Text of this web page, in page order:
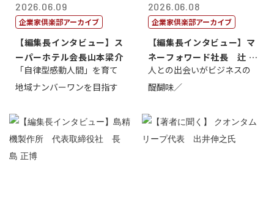
2026.06.09
企業家倶楽部アーカイブ
【編集長インタビュー】ス
ーパーホテル会長山本梁介
「自律型感動人間」を育て
地域ナンバーワンを目指す
2026.06.08
企業家倶楽部アーカイブ
【編集長インタビュー】マ
ネーフォワード社長 辻 庸
介
人との出会いがビジネスの
醍醐味／